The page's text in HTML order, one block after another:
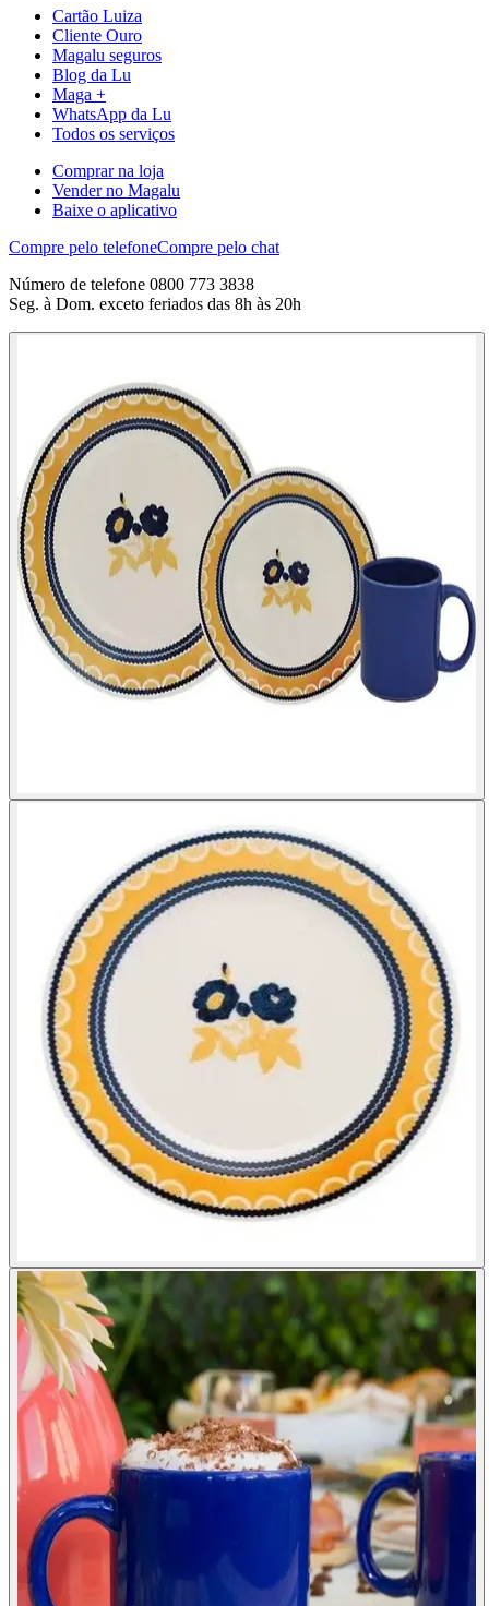
Cartão Luiza
Cliente Ouro
Magalu seguros
Blog da Lu
Maga +
WhatsApp da Lu
Todos os serviços
Comprar na loja
Vender no Magalu
Baixe o aplicativo
Compre pelo telefoneCompre pelo chat
Número de telefone 0800 773 3838
Seg. à Dom. exceto feriados das 8h às 20h